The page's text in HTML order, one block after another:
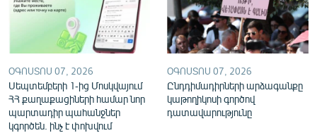
ՕԳՈՍՏՈՍ 07, 2026
Սեպտեմբերի 1-ից Մոսկվայում
ՀՀ քաղաքացիների համար նոր
պարտադիր պահանջներ
կգործեն. ինչ է փոխվում
ՕԳՈՍՏՈՍ 07, 2026
Ընդդիմադիրների արձագանքը
կաթողիկոսի գործով
դատավարությունը